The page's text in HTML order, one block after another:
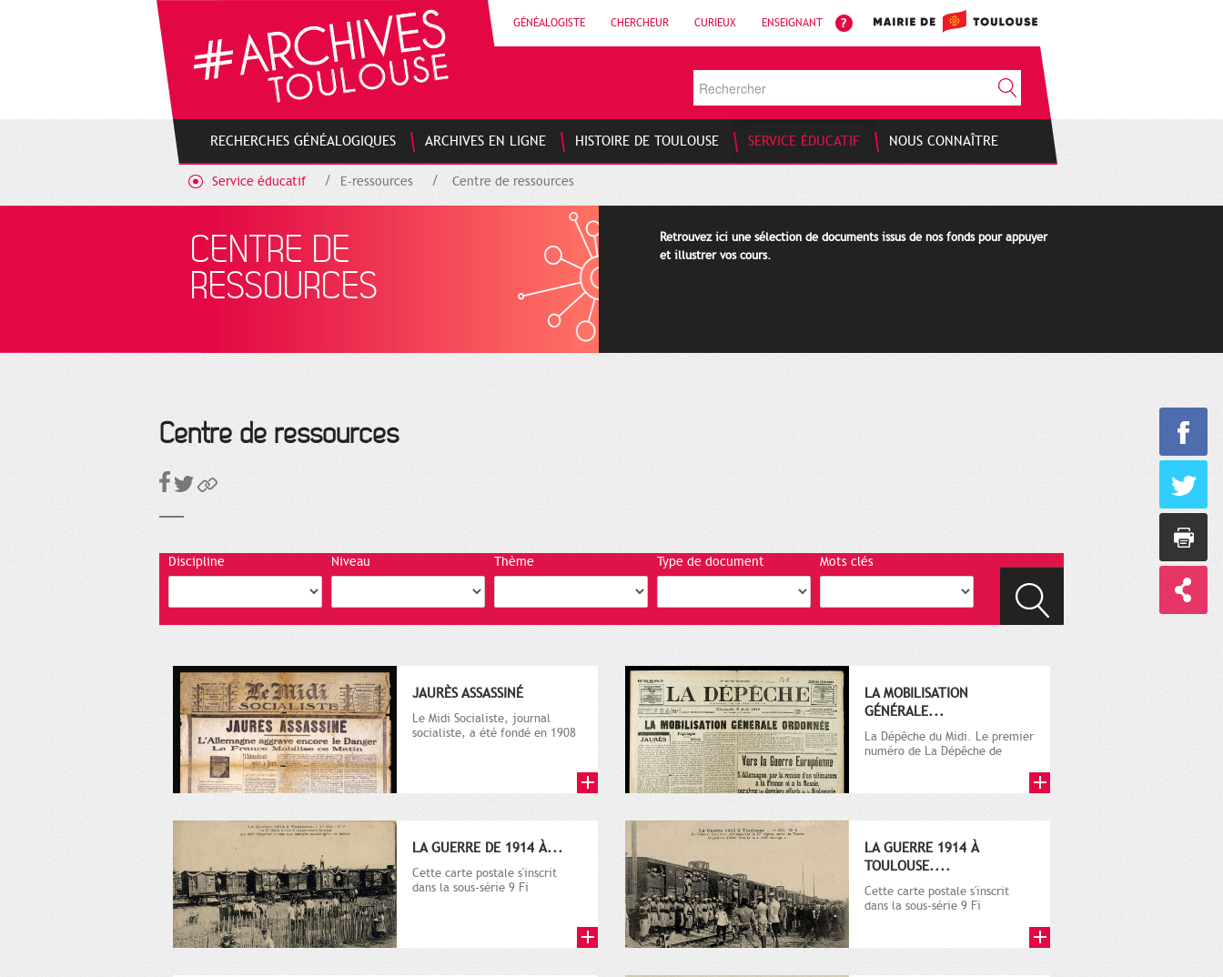
GÉNÉALOGISTE CHERCHEUR CURIEUX ENSEIGNANT
RECHERCHES GÉNÉALOGIQUES ARCHIVES EN LIGNE HISTOIRE DE TOULOUSE SERVICE ÉDUCATIF NOUS CONNAÎTRE
Service éducatif E-ressources Centre de ressources
CENTRE DE
RESSOURCES
Retrouvez ici une sélection de documents issus de nos fonds pour appuyer
et illustrer vos cours.
Centre de ressources
Discipline Niveau Thème Type de document Mots clés
JAURÈS ASSASSINÉ
Le Midi Socialiste, journal
socialiste, a été fondé en 1908
LA MOBILISATION
GÉNÉRALE...
La Dépêche du Midi. Le premier
numéro de La Dépêche de
LA GUERRE DE 1914 À...
Cette carte postale s'inscrit
dans la sous-série 9 Fi
LA GUERRE 1914 À
TOULOUSE....
Cette carte postale s'inscrit
dans la sous-série 9 Fi
Gestion de vos préférences sur les cookies